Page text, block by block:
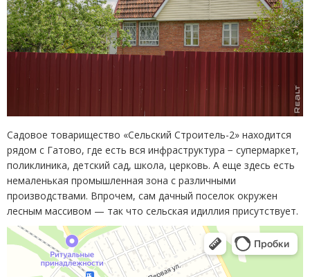
Садовое товарищество «Сельский Строитель-2» находится
рядом с Гатово, где есть вся инфраструктура − супермаркет,
поликлиника, детский сад, школа, церковь. А еще здесь есть
немаленькая промышленная зона с различными
производствами. Впрочем, сам дачный поселок окружен
лесным массивом — так что сельская идиллия присутствует.